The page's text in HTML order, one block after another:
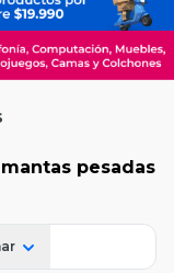
mantas pesadas